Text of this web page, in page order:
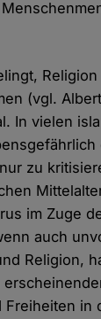
Religion
(vgl.
In vielen
zu
im Zuge
auch
Religion,
in